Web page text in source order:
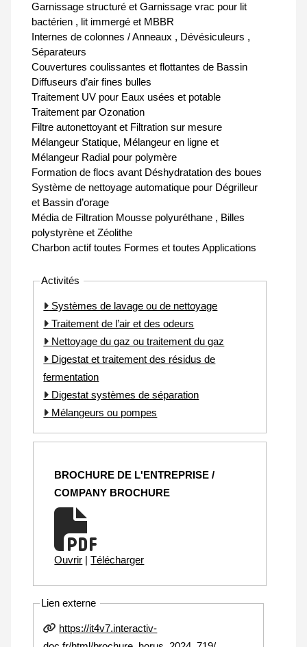
Garnissage structuré et Garnissage vrac pour lit
bactérien , lit immergé et MBBR
Internes de colonnes / Anneaux , Dévésiculeurs ,
Séparateurs
Couvertures coulissantes et flottantes de Bassin
Diffuseurs d’air fines bulles
Traitement UV pour Eaux usées et potable
Traitement par Ozonation
Filtre autonettoyant et Filtration sur mesure
Mélangeur Statique, Mélangeur en ligne et
Mélangeur Radial pour polymère
Formation de flocs avant Déshydratation des boues
Système de nettoyage automatique pour Dégrilleur
et Bassin d’orage
Média de Filtration Mousse polyuréthane , Billes
polystyrène et Zéolithe
Charbon actif toutes Formes et toutes Applications
Activités
Systèmes de lavage ou de nettoyage
Traitement de l’air et des odeurs
Nettoyage du gaz ou traitement du gaz
Digestat et traitement des résidus de
fermentation
Digestat systèmes de séparation
Mélangeurs ou pompes
BROCHURE DE L'ENTREPRISE /
COMPANY BROCHURE
Ouvrir | Télécharger
Lien externe
https://it4v7.interactiv-